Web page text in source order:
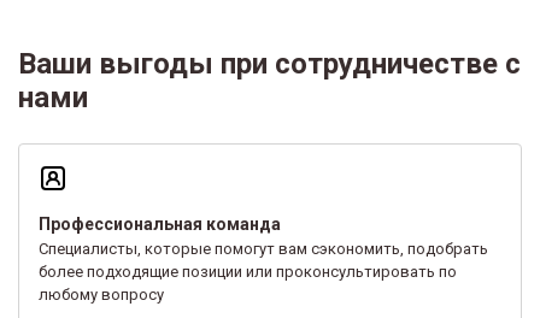
Ваши выгоды при сотрудничестве с
нами
Профессиональная команда
Специалисты, которые помогут вам сэкономить, подобрать
более подходящие позиции или проконсультировать по
любому вопросу